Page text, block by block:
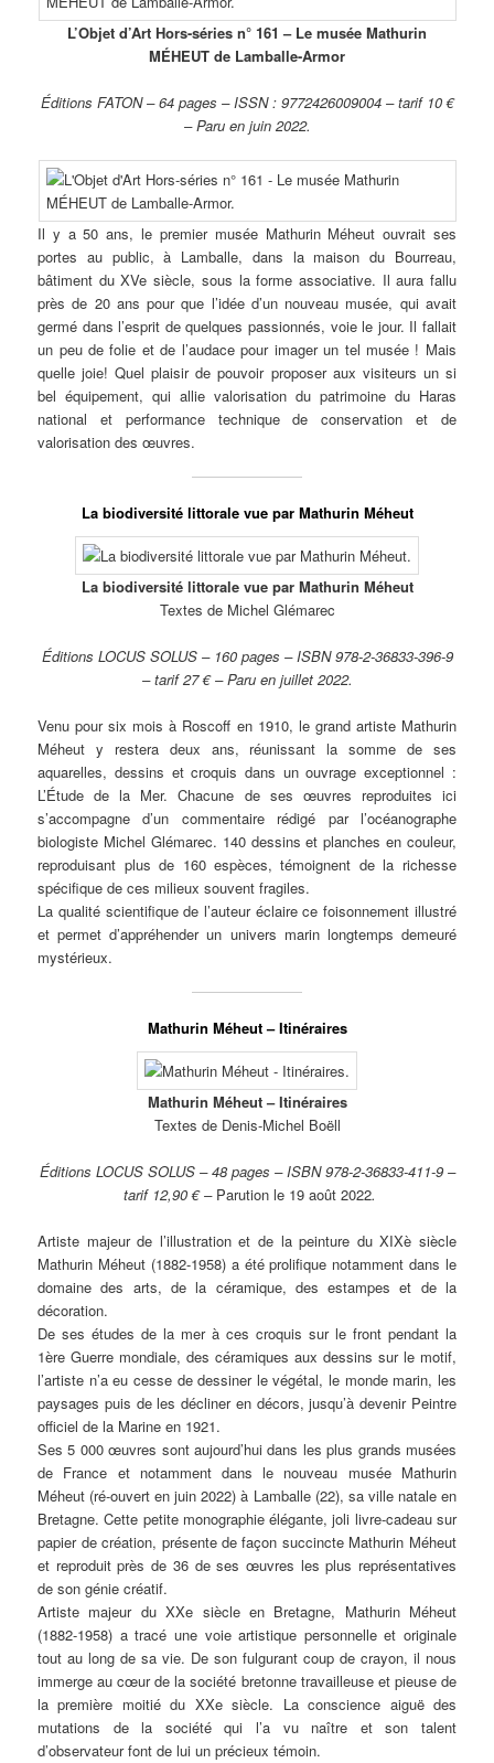
L’Objet d’Art Hors-séries n° 161 – Le musée Mathurin
MÉHEUT de Lamballe-Armor
Éditions FATON – 64 pages – ISSN : 9772426009004 – tarif 10 €
– Paru en juin 2022.
Il y a 50 ans, le premier musée Mathurin Méheut ouvrait ses
portes au public, à Lamballe, dans la maison du Bourreau,
bâtiment du XVe siècle, sous la forme associative. Il aura fallu
près de 20 ans pour que l’idée d’un nouveau musée, qui avait
germé dans l’esprit de quelques passionnés, voie le jour. Il fallait
un peu de folie et de l’audace pour imager un tel musée ! Mais
quelle joie! Quel plaisir de pouvoir proposer aux visiteurs un si
bel équipement, qui allie valorisation du patrimoine du Haras
national et performance technique de conservation et de
valorisation des œuvres.
La biodiversité littorale vue par Mathurin Méheut
La biodiversité littorale vue par Mathurin Méheut
Textes de Michel Glémarec
Éditions LOCUS SOLUS – 160 pages – ISBN 978-2-36833-396-9
– tarif 27 € – Paru en juillet 2022.
Venu pour six mois à Roscoff en 1910, le grand artiste Mathurin
Méheut y restera deux ans, réunissant la somme de ses
aquarelles, dessins et croquis dans un ouvrage exceptionnel :
L’Étude de la Mer. Chacune de ses œuvres reproduites ici
s’accompagne d’un commentaire rédigé par l’océanographe
biologiste Michel Glémarec. 140 dessins et planches en couleur,
reproduisant plus de 160 espèces, témoignent de la richesse
spécifique de ces milieux souvent fragiles.
La qualité scientifique de l’auteur éclaire ce foisonnement illustré
et permet d’appréhender un univers marin longtemps demeuré
mystérieux.
Mathurin Méheut – Itinéraires
Mathurin Méheut – Itinéraires
Textes de Denis-Michel Boëll
Éditions LOCUS SOLUS – 48 pages – ISBN 978-2-36833-411-9 –
tarif 12,90 € – Parution le 19 août 2022.
Artiste majeur de l’illustration et de la peinture du XIXè siècle
Mathurin Méheut (1882-1958) a été prolifique notamment dans le
domaine des arts, de la céramique, des estampes et de la
décoration.
De ses études de la mer à ces croquis sur le front pendant la
1ère Guerre mondiale, des céramiques aux dessins sur le motif,
l’artiste n’a eu cesse de dessiner le végétal, le monde marin, les
paysages puis de les décliner en décors, jusqu’à devenir Peintre
officiel de la Marine en 1921.
Ses 5 000 œuvres sont aujourd’hui dans les plus grands musées
de France et notamment dans le nouveau musée Mathurin
Méheut (ré-ouvert en juin 2022) à Lamballe (22), sa ville natale en
Bretagne. Cette petite monographie élégante, joli livre-cadeau sur
papier de création, présente de façon succincte Mathurin Méheut
et reproduit près de 36 de ses œuvres les plus représentatives
de son génie créatif.
Artiste majeur du XXe siècle en Bretagne, Mathurin Méheut
(1882-1958) a tracé une voie artistique personnelle et originale
tout au long de sa vie. De son fulgurant coup de crayon, il nous
immerge au cœur de la société bretonne travailleuse et pieuse de
la première moitié du XXe siècle. La conscience aiguë des
mutations de la société qui l’a vu naître et son talent
d’observateur font de lui un précieux témoin.